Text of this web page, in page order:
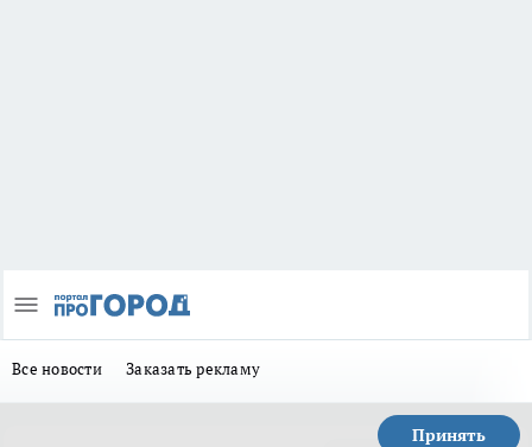
Все новости Заказать рекламу
Принять